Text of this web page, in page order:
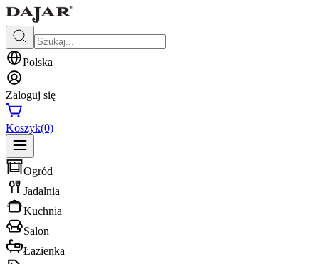
Polska
Zaloguj się
Koszyk(0)
Ogród
Jadalnia
Kuchnia
Salon
Łazienka